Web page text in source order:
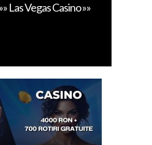
Las Vegas Casino »»